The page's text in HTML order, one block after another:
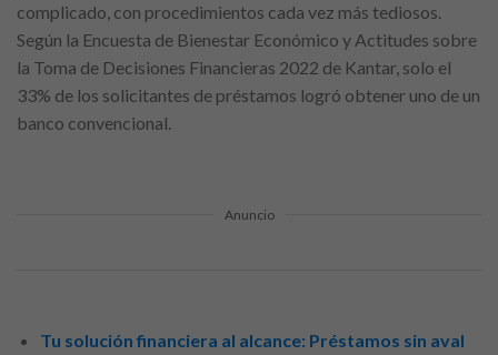
complicado, con procedimientos cada vez más tediosos.
Según la Encuesta de Bienestar Económico y Actitudes sobre
la Toma de Decisiones Financieras 2022 de Kantar, solo el
33% de los solicitantes de préstamos logró obtener uno de un
banco convencional.
Anuncio
Tu solución financiera al alcance: Préstamos sin aval